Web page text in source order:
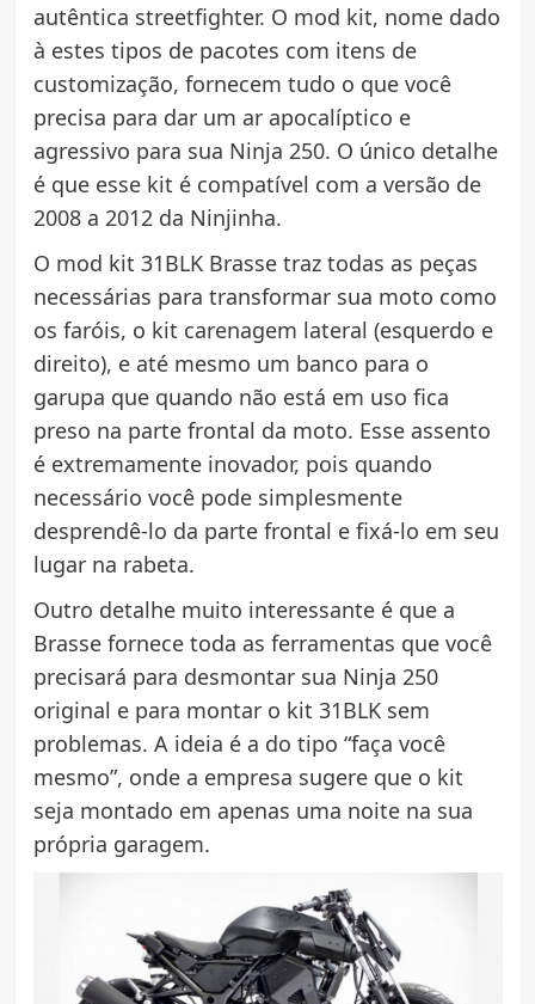
autêntica streetfighter. O mod kit, nome dado
à estes tipos de pacotes com itens de
customização, fornecem tudo o que você
precisa para dar um ar apocalíptico e
agressivo para sua Ninja 250. O único detalhe
é que esse kit é compatível com a versão de
2008 a 2012 da Ninjinha.
O mod kit 31BLK Brasse traz todas as peças
necessárias para transformar sua moto como
os faróis, o kit carenagem lateral (esquerdo e
direito), e até mesmo um banco para o
garupa que quando não está em uso fica
preso na parte frontal da moto. Esse assento
é extremamente inovador, pois quando
necessário você pode simplesmente
desprendê-lo da parte frontal e fixá-lo em seu
lugar na rabeta.
Outro detalhe muito interessante é que a
Brasse fornece toda as ferramentas que você
precisará para desmontar sua Ninja 250
original e para montar o kit 31BLK sem
problemas. A ideia é a do tipo “faça você
mesmo”, onde a empresa sugere que o kit
seja montado em apenas uma noite na sua
própria garagem.